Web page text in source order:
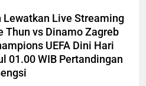
Lewatkan Live Streaming
Thun vs Dinamo Zagreb
UEFA Dini Hari
01.00 WIB Pertandingan